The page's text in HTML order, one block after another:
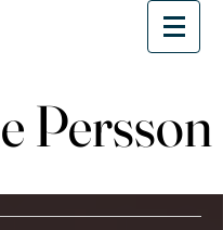
Persson
Persson